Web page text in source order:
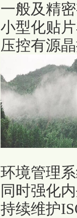
一般及精
小型化贴
压控有源
环境管理
同时强化
持续维护